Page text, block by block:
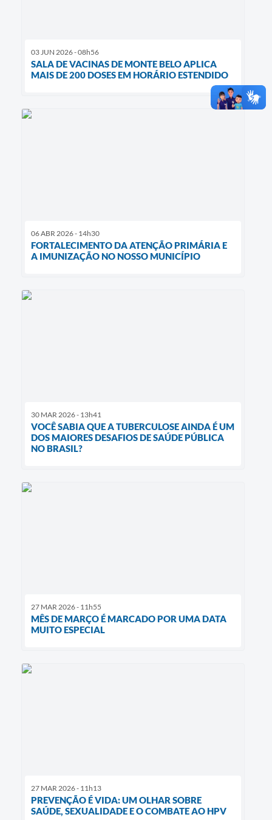
03 JUN 2026 - 08h56
SALA DE VACINAS DE MONTE BELO APLICA
MAIS DE 200 DOSES EM HORÁRIO ESTENDIDO
06 ABR 2026 - 14h30
FORTALECIMENTO DA ATENÇÃO PRIMÁRIA E
A IMUNIZAÇÃO NO NOSSO MUNICÍPIO
30 MAR 2026 - 13h41
VOCÊ SABIA QUE A TUBERCULOSE AINDA É UM
DOS MAIORES DESAFIOS DE SAÚDE PÚBLICA
NO BRASIL?
27 MAR 2026 - 11h55
MÊS DE MARÇO É MARCADO POR UMA DATA
MUITO ESPECIAL
27 MAR 2026 - 11h13
PREVENÇÃO É VIDA: UM OLHAR SOBRE
SAÚDE, SEXUALIDADE E O COMBATE AO HPV